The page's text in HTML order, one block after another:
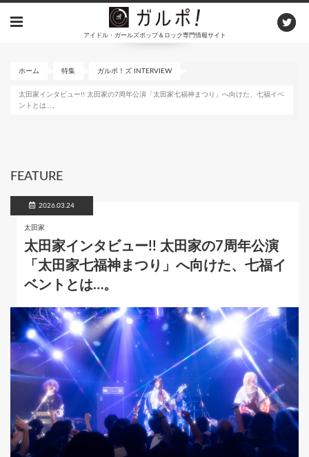
アイドル・ガールズポップ＆ロック専門情報サイト
ホーム 特集 ガルポ！ズ INTERVIEW
太田家インタビュー!! 太田家の7周年公演「太田家七福神まつり」へ向けた、七福イベ
ントとは…。
FEATURE
2026.03.24
太田家
太田家インタビュー!! 太田家の7周年公演
「太田家七福神まつり」へ向けた、七福イ
ベントとは…。